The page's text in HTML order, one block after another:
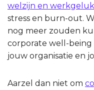
welzijn en werkgeluk
stress en burn-out.
nog meer zouden
corporate well-being
jouw organisatie en
Aarzel dan niet om